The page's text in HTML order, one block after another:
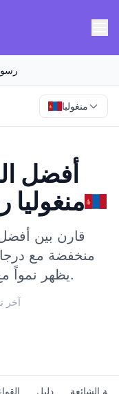
منغوليا
أفضل
في منغوليا
قارن بين
منخفضة مع درجات
يظهر نمواً مع الخدمات المالية الناشئة.
آخر
دليل الشائعة